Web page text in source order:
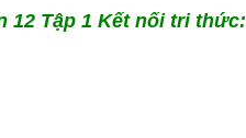
12 Tập 1 Kết nối tri thức: